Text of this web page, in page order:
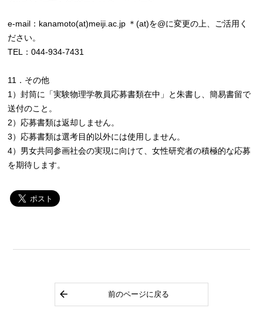
e-mail：kanamoto(at)meiji.ac.jp ＊(at)を@に変更の上、ご活用く
ださい。
TEL：044-934-7431
11．その他
1）封筒に「実験物理学教員応募書類在中」と朱書し、簡易書留で
送付のこと。
2）応募書類は返却しません。
3）応募書類は選考目的以外には使用しません。
4）男女共同参画社会の実現に向けて、女性研究者の積極的な応募
を期待します。
前のページに戻る